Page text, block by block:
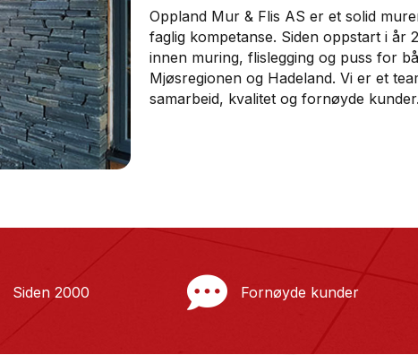
Oppland Mur & Flis AS er et solid
faglig kompetanse. Siden oppstart i år
innen muring, flislegging og puss for
Mjøsregionen og Hadeland. Vi er et
samarbeid, kvalitet og fornøyde kunder.
Siden 2000 Fornøyde kunder